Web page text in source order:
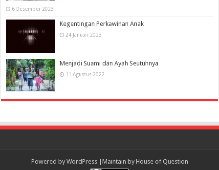
6 Desember 2023
Kegentingan Perkawinan Anak
24 Januari 2023
Menjadi Suami dan Ayah Seutuhnya
11 Agustus 2022
Powered by WordPress|Maintain by House of Question